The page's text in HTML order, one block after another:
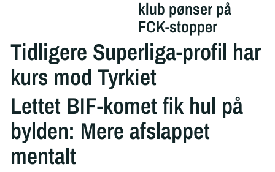
klub pønser på
FCK-stopper
Tidligere Superliga-profil har
kurs mod Tyrkiet
Lettet BIF-komet fik hul på
bylden: Mere afslappet
mentalt